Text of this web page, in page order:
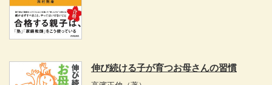
伸び続ける子が育つお母さんの習慣